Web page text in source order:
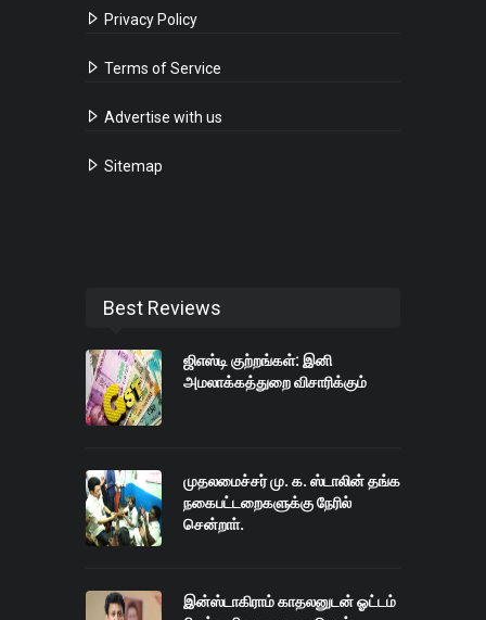
Privacy Policy
Terms of Service
Advertise with us
Sitemap
Best Reviews
ஜிஎஸ்டி குற்றங்கள்: இனி
அமலாக்கத்துறை விசாரிக்கும்
முதலமைச்சர் மு. க. ஸ்டாலின் தங்க
நகைபட்டறைகளுக்கு நேரில்
சென்றாா்.
இன்ஸ்டாகிராம் காதலனுடன் ஓட்டம்